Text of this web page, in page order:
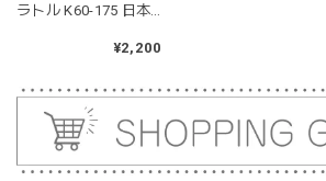
2026/04/24
耳の部分が咥えやすいようでよく遊んで
ますが、見た目が可愛くて満足です。
ラトル K60-175 日本
¥2,200